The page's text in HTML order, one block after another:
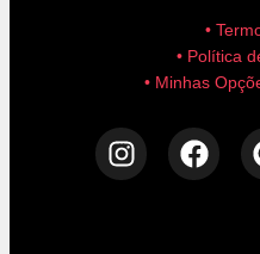
•
• Política
• Minhas